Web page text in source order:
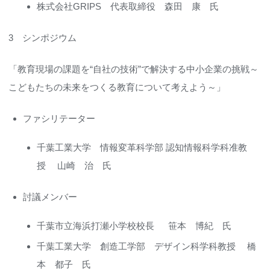
株式会社GRIPS 代表取締役 森田 康 氏
3 シンポジウム
「教育現場の課題を“自社の技術”で解決する中小企業の挑戦～
こどもたちの未来をつくる教育について考えよう～」
ファシリテーター
千葉工業大学 情報変革科学部 認知情報科学科准教
授 山崎 治 氏
討議メンバー
千葉市立海浜打瀬小学校校長 笹本 博紀 氏
千葉工業大学 創造工学部 デザイン科学科教授 橋
本 都子 氏